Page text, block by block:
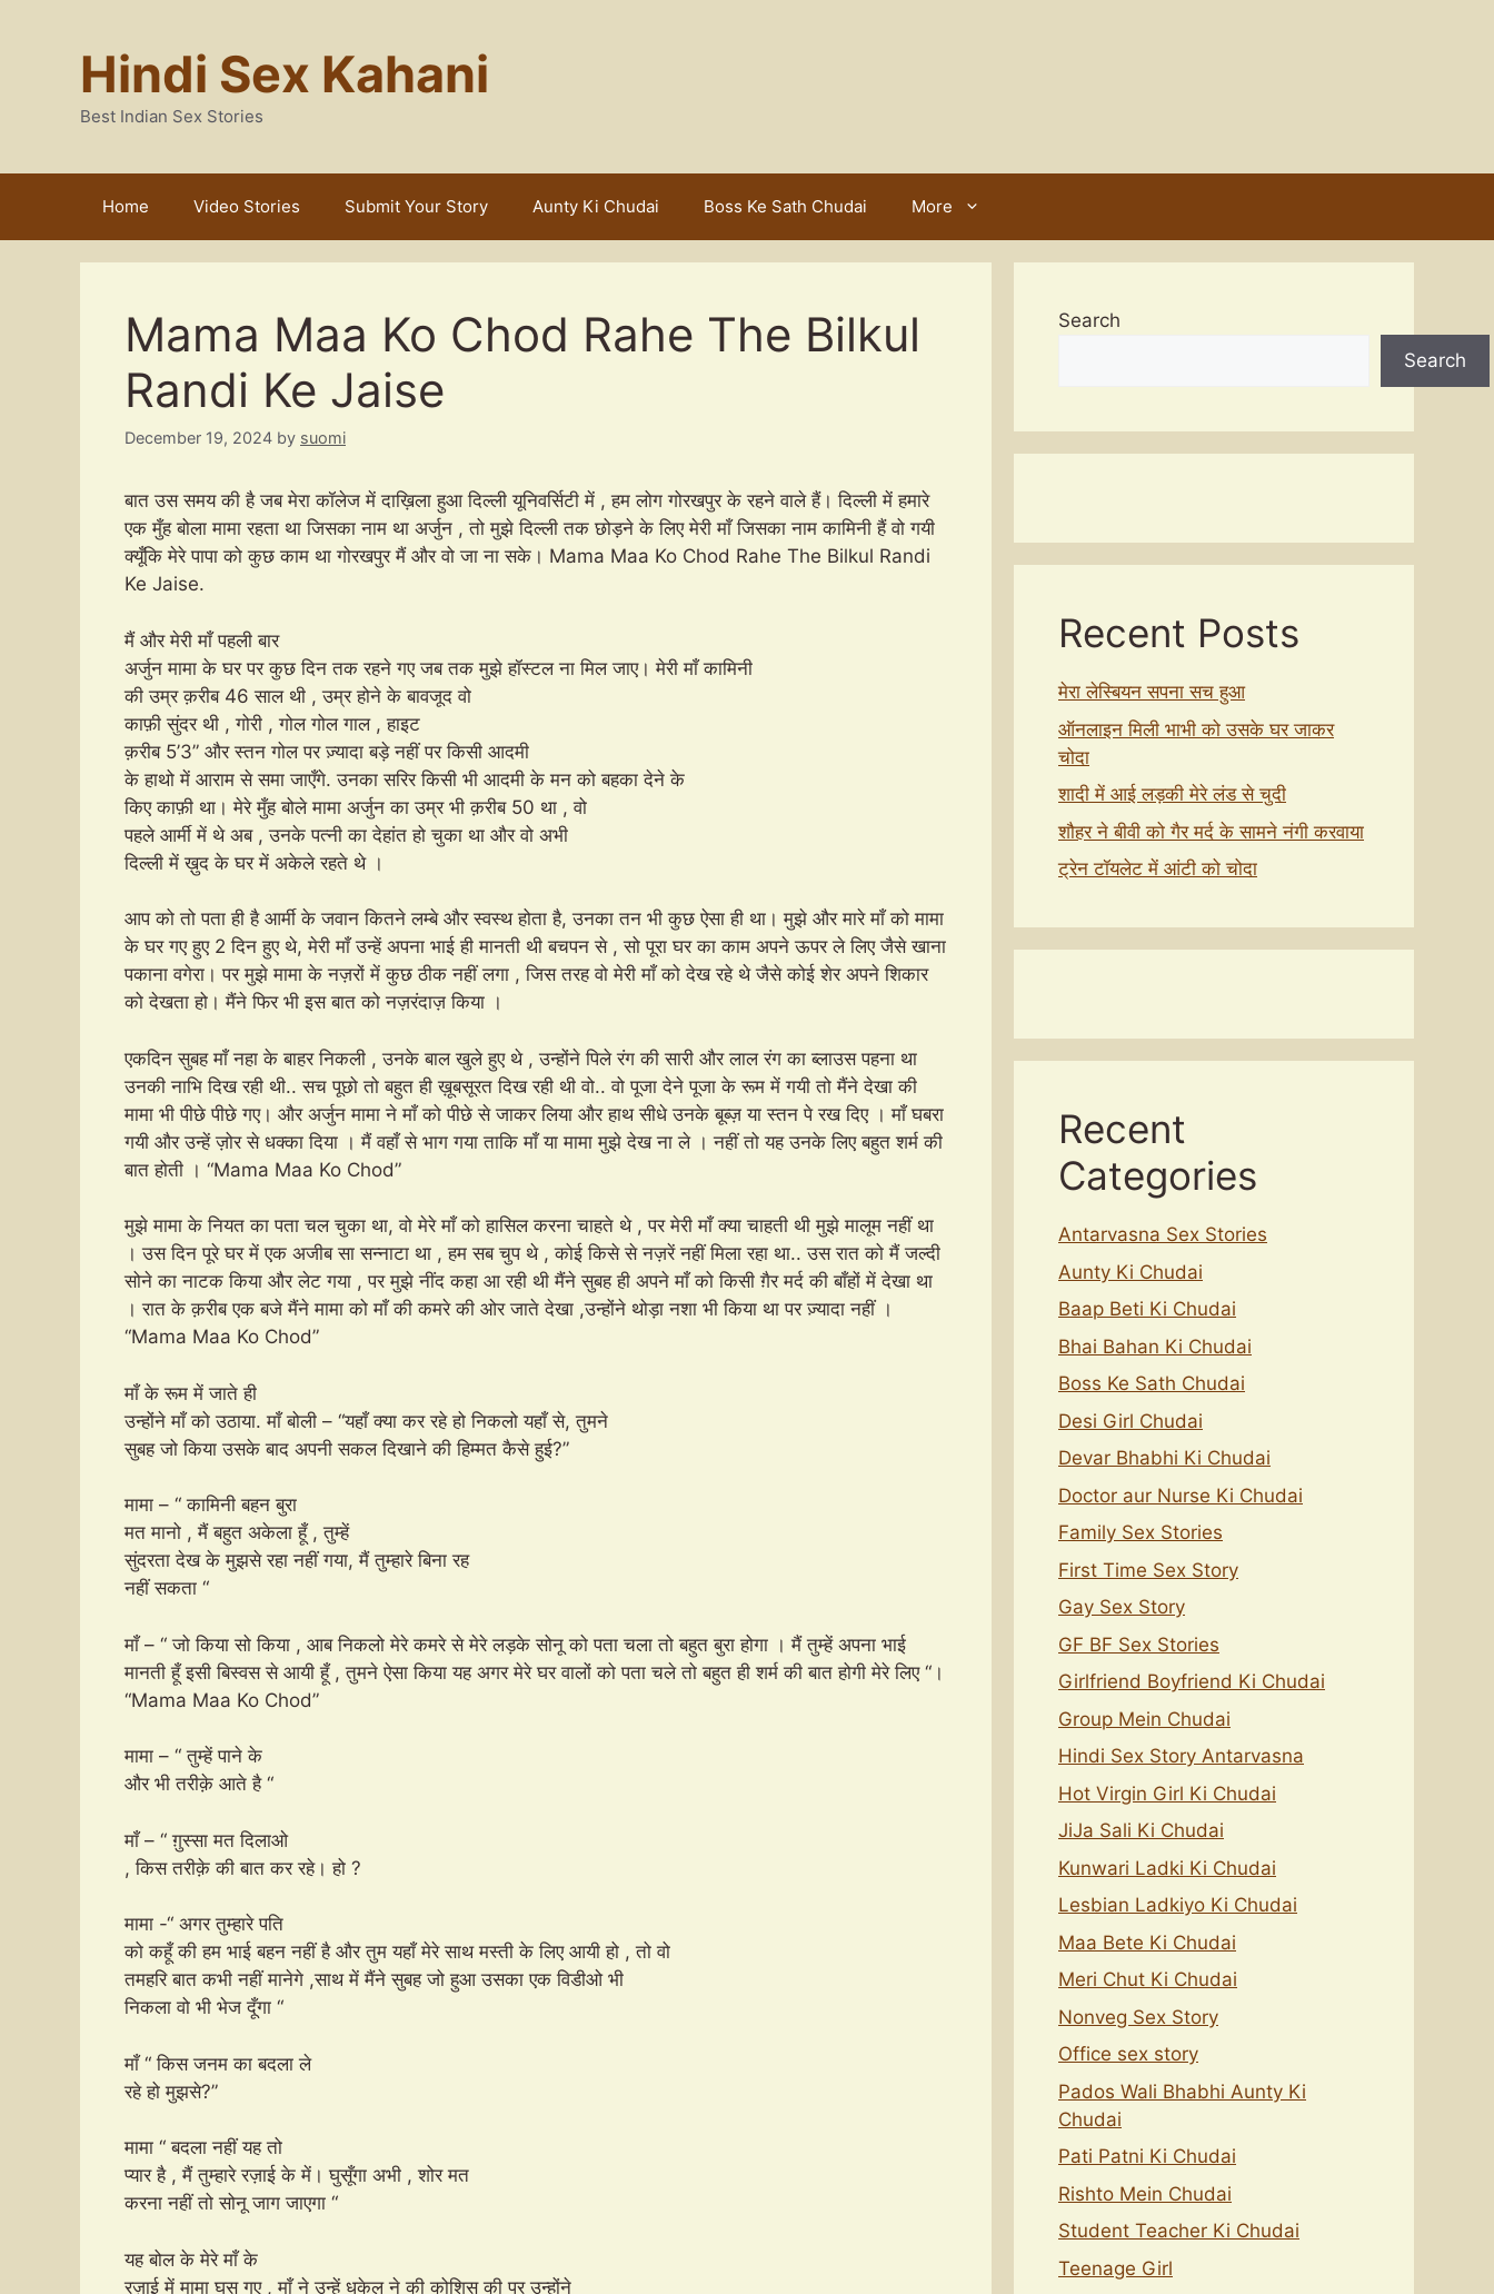
Hindi Sex Kahani
Best Indian Sex Stories
Home Video Stories Submit Your Story Aunty Ki Chudai Boss Ke Sath Chudai More
Mama Maa Ko Chod Rahe The Bilkul
Randi Ke Jaise
December 19, 2024 by suomi
बात उस समय की है जब मेरा कॉलेज में दाख़िला हुआ दिल्ली यूनिवर्सिटी में , हम लोग गोरखपुर के रहने वाले हैं। दिल्ली में हमारे
एक मुँह बोला मामा रहता था जिसका नाम था अर्जुन , तो मुझे दिल्ली तक छोड़ने के लिए मेरी माँ जिसका नाम कामिनी हैं वो गयी
क्यूँकि मेरे पापा को कुछ काम था गोरखपुर मैं और वो जा ना सके। Mama Maa Ko Chod Rahe The Bilkul Randi
Ke Jaise.
मैं और मेरी माँ पहली बार
अर्जुन मामा के घर पर कुछ दिन तक रहने गए जब तक मुझे हॉस्टल ना मिल जाए। मेरी माँ कामिनी
की उम्र क़रीब 46 साल थी , उम्र होने के बावजूद वो
काफ़ी सुंदर थी , गोरी , गोल गोल गाल , हाइट
क़रीब 5’3” और स्तन गोल पर ज़्यादा बड़े नहीं पर किसी आदमी
के हाथो में आराम से समा जाएँगे. उनका सरिर किसी भी आदमी के मन को बहका देने के
किए काफ़ी था। मेरे मुँह बोले मामा अर्जुन का उम्र भी क़रीब 50 था , वो
पहले आर्मी में थे अब , उनके पत्नी का देहांत हो चुका था और वो अभी
दिल्ली में ख़ुद के घर में अकेले रहते थे ।
आप को तो पता ही है आर्मी के जवान कितने लम्बे और स्वस्थ होता है, उनका तन भी कुछ ऐसा ही था। मुझे और मारे माँ को मामा
के घर गए हुए 2 दिन हुए थे, मेरी माँ उन्हें अपना भाई ही मानती थी बचपन से , सो पूरा घर का काम अपने ऊपर ले लिए जैसे खाना
पकाना वगेरा। पर मुझे मामा के नज़रों में कुछ ठीक नहीं लगा , जिस तरह वो मेरी माँ को देख रहे थे जैसे कोई शेर अपने शिकार
को देखता हो। मैंने फिर भी इस बात को नज़रंदाज़ किया ।
एकदिन सुबह माँ नहा के बाहर निकली , उनके बाल खुले हुए थे , उन्होंने पिले रंग की सारी और लाल रंग का ब्लाउस पहना था
उनकी नाभि दिख रही थी.. सच पूछो तो बहुत ही ख़ूबसूरत दिख रही थी वो.. वो पूजा देने पूजा के रूम में गयी तो मैंने देखा की
मामा भी पीछे पीछे गए। और अर्जुन मामा ने माँ को पीछे से जाकर लिया और हाथ सीधे उनके बूब्ज़ या स्तन पे रख दिए । माँ घबरा
गयी और उन्हें ज़ोर से धक्का दिया । मैं वहाँ से भाग गया ताकि माँ या मामा मुझे देख ना ले । नहीं तो यह उनके लिए बहुत शर्म की
बात होती । “Mama Maa Ko Chod”
मुझे मामा के नियत का पता चल चुका था, वो मेरे माँ को हासिल करना चाहते थे , पर मेरी माँ क्या चाहती थी मुझे मालूम नहीं था
। उस दिन पूरे घर में एक अजीब सा सन्नाटा था , हम सब चुप थे , कोई किसे से नज़रें नहीं मिला रहा था.. उस रात को मैं जल्दी
सोने का नाटक किया और लेट गया , पर मुझे नींद कहा आ रही थी मैंने सुबह ही अपने माँ को किसी ग़ैर मर्द की बाँहों में देखा था
। रात के क़रीब एक बजे मैंने मामा को माँ की कमरे की ओर जाते देखा ,उन्होंने थोड़ा नशा भी किया था पर ज़्यादा नहीं ।
“Mama Maa Ko Chod”
माँ के रूम में जाते ही
उन्होंने माँ को उठाया. माँ बोली – “यहाँ क्या कर रहे हो निकलो यहाँ से, तुमने
सुबह जो किया उसके बाद अपनी सकल दिखाने की हिम्मत कैसे हुई?”
मामा – “ कामिनी बहन बुरा
मत मानो , मैं बहुत अकेला हूँ , तुम्हें
सुंदरता देख के मुझसे रहा नहीं गया, मैं तुम्हारे बिना रह
नहीं सकता “
माँ – “ जो किया सो किया , आब निकलो मेरे कमरे से मेरे लड़के सोनू को पता चला तो बहुत बुरा होगा । मैं तुम्हें अपना भाई
मानती हूँ इसी बिस्वस से आयी हूँ , तुमने ऐसा किया यह अगर मेरे घर वालों को पता चले तो बहुत ही शर्म की बात होगी मेरे लिए “।
“Mama Maa Ko Chod”
मामा – “ तुम्हें पाने के
और भी तरीक़े आते है “
माँ – “ ग़ुस्सा मत दिलाओ
, किस तरीक़े की बात कर रहे। हो ?
मामा -“ अगर तुम्हारे पति
को कहूँ की हम भाई बहन नहीं है और तुम यहाँ मेरे साथ मस्ती के लिए आयी हो , तो वो
तमहरि बात कभी नहीं मानेगे ,साथ में मैंने सुबह जो हुआ उसका एक विडीओ भी
निकला वो भी भेज दूँगा “
माँ “ किस जनम का बदला ले
रहे हो मुझसे?”
मामा “ बदला नहीं यह तो
प्यार है , मैं तुम्हारे रज़ाई के में। घुसूँगा अभी , शोर मत
करना नहीं तो सोनू जाग जाएगा “
यह बोल के मेरे माँ के
रज़ाई में मामा घुस गए , माँ ने उन्हें धकेल ने की कोशिस की पर उन्होंने
Search
Search
Recent Posts
मेरा लेस्बियन सपना सच हुआ
ऑनलाइन मिली भाभी को उसके घर जाकर
चोदा
शादी में आई लड़की मेरे लंड से चुदी
शौहर ने बीवी को गैर मर्द के सामने नंगी करवाया
ट्रेन टॉयलेट में आंटी को चोदा
Recent
Categories
Antarvasna Sex Stories
Aunty Ki Chudai
Baap Beti Ki Chudai
Bhai Bahan Ki Chudai
Boss Ke Sath Chudai
Desi Girl Chudai
Devar Bhabhi Ki Chudai
Doctor aur Nurse Ki Chudai
Family Sex Stories
First Time Sex Story
Gay Sex Story
GF BF Sex Stories
Girlfriend Boyfriend Ki Chudai
Group Mein Chudai
Hindi Sex Story Antarvasna
Hot Virgin Girl Ki Chudai
JiJa Sali Ki Chudai
Kunwari Ladki Ki Chudai
Lesbian Ladkiyo Ki Chudai
Maa Bete Ki Chudai
Meri Chut Ki Chudai
Nonveg Sex Story
Office sex story
Pados Wali Bhabhi Aunty Ki
Chudai
Pati Patni Ki Chudai
Rishto Mein Chudai
Student Teacher Ki Chudai
Teenage Girl